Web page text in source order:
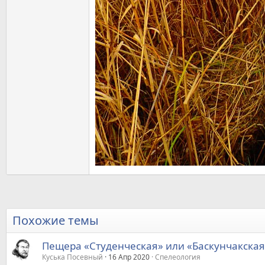
Похожие темы
Пещера «Студенческая» или
Куська Посевный 16 Апр 2020 Спелеология